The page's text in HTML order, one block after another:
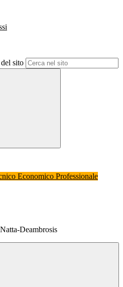
sito
Economico Professionale
Deambrosis